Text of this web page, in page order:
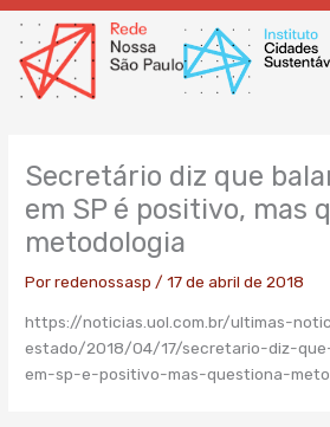
Ir
para
conteúdo
Secretário diz que
em SP é positivo, mas
metodologia
Porredenossasp /17 de abril de 2018
https://noticias.uol.com.br/ultimas-
estado/2018/04/17/secretario-diz-
em-sp-e-positivo-mas-questiona-